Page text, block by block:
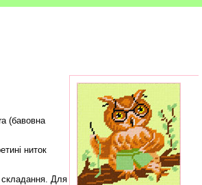
(бавовна
ниток
складання. Для